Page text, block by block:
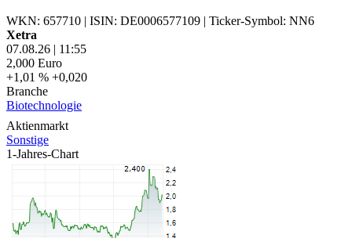
WKN: 657710 | ISIN: DE0006577109 | Ticker-Symbol: NN6
Xetra
07.08.26 | 11:55
2,000 Euro
+1,01 % +0,020
Branche
Biotechnologie
Aktienmarkt
Sonstige
1-Jahres-Chart